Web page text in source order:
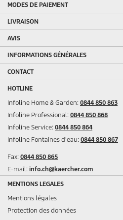
MODES DE PAIEMENT
LIVRAISON
AVIS
INFORMATIONS GÉNÉRALES
CONTACT
HOTLINE
Infoline Home & Garden: 0844 850 863
Infoline Professional: 0844 850 868
Infoline Service: 0844 850 864
Infoline Fontaines d'eau: 0844 850 867
Fax: 0844 850 865
E-mail: info.ch@kaercher.com
MENTIONS LEGALES
Mentions légales
Protection des données